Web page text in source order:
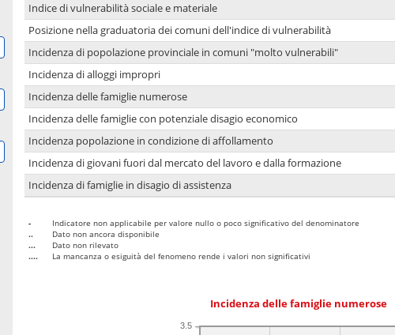
Indice di vulnerabilità sociale e materiale
Posizione nella graduatoria dei comuni dell'indice di vulnerabilità
Incidenza di popolazione provinciale in comuni "molto vulnerabili"
Incidenza di alloggi impropri
Incidenza delle famiglie numerose
Incidenza delle famiglie con potenziale disagio economico
Incidenza popolazione in condizione di affollamento
Incidenza di giovani fuori dal mercato del lavoro e dalla formazione
Incidenza di famiglie in disagio di assistenza
-
Indicatore non applicabile per valore nullo o poco significativo del denominatore
..
Dato non ancora disponibile
...
Dato non rilevato
....
La mancanza o esiguità del fenomeno rende i valori non significativi
Incidenza delle famiglie numerose
3.5